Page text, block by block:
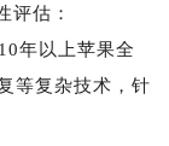
评估：
年以上苹果全
等复杂技术，针